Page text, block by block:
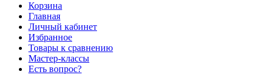
Корзина
Главная
Личный кабинет
Избранное
Товары к сравнению
Мастер-классы
Есть вопрос?